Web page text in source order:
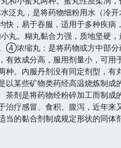
丸，是将药物细粉用水（冷开
，易于吞服，适用于多种疾病
。糊丸黏合力强，质地坚硬
④浓缩丸：是将药物或方中部
有效成分高，服用剂量小，
。内服丹剂没有同定剂型，有
某些矿物类药经高温烧炼制成
剂是将药物经粉碎加工而制成
疗感冒、食积、腹泻，近年来
黏合剂制成规定形状的同体剂